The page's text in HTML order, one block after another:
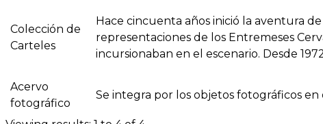
Colección de
Carteles
Hace cincuenta años inició la aventura
representaciones de los Entremeses
incursionaban en el escenario. Desde
Acervo
fotográfico
Se integra por los objetos fotográficos en